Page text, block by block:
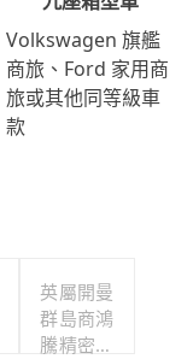
Volkswagen 旗艦
商旅、Ford 家用商
旅或其他同等級車
款
英屬開曼
群島商鴻
騰精密科